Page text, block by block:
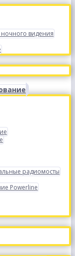
видения
радиомосты
Powerline